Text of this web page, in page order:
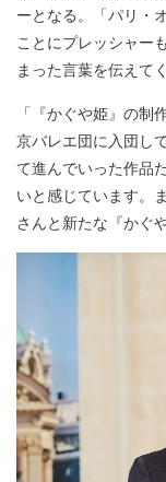
ーとなる。「パリ・
ことにプレッシャー
まった言葉を伝えて
「『かぐや姫』の
京バレエ団に入団し
て進んでいった作品
いと感じています。
さんと新たな『かぐ